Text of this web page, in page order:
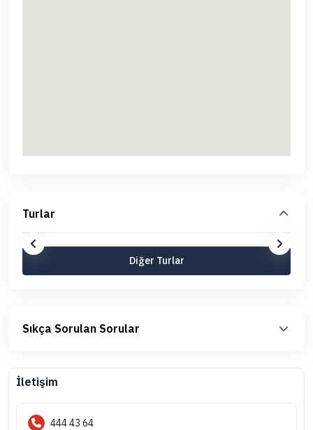
Turlar
Diğer Turlar
Sıkça Sorulan Sorular
İletişim
444 43 64